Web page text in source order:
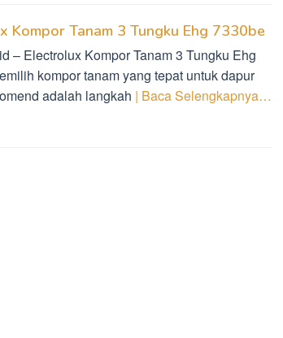
Kompor Tanam 3 Tungku Ehg 7330be
– Electrolux Kompor Tanam 3 Tungku Ehg
kompor tanam yang tepat untuk dapur
adalah langkah | Baca Selengkapnya…